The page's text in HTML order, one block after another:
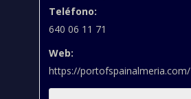
Teléfono:
640 06 11 71
Web:
https://portofspainalmeria.com/